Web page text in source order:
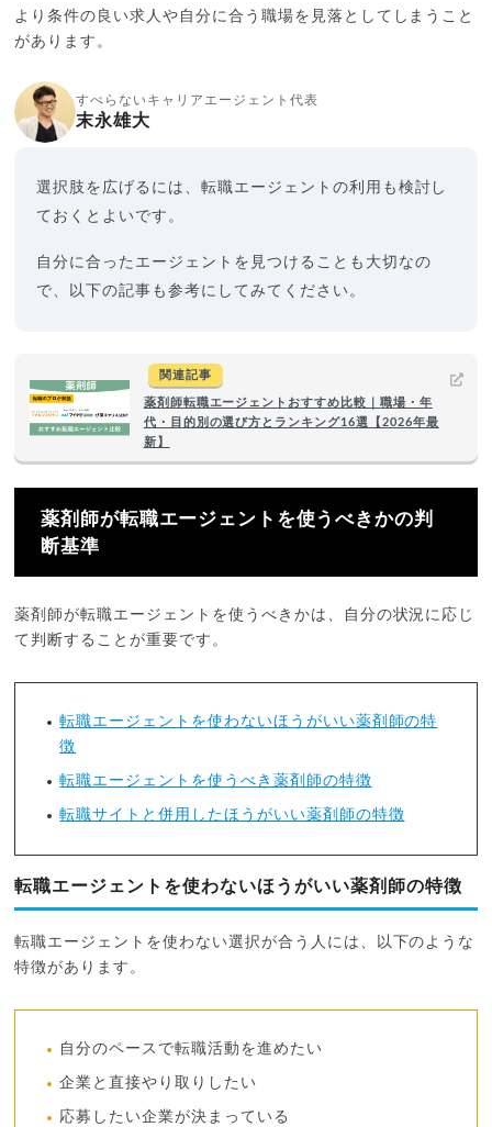
より条件の良い求人や自分に合う職場を見落としてしまうこと
があります。
すべらないキャリアエージェント代表
末永雄大
選択肢を広げるには、転職エージェントの利用も検討し
ておくとよいです。
自分に合ったエージェントを見つけることも大切なの
で、以下の記事も参考にしてみてください。
関連記事
薬剤師転職エージェントおすすめ比較｜職場・年
代・目的別の選び方とランキング16選【2026年最
新】
薬剤師が転職エージェントを使うべきかの判
断基準
薬剤師が転職エージェントを使うべきかは、自分の状況に応じ
て判断することが重要です。
転職エージェントを使わないほうがいい薬剤師の特
徴
転職エージェントを使うべき薬剤師の特徴
転職サイトと併用したほうがいい薬剤師の特徴
転職エージェントを使わないほうがいい薬剤師の特徴
転職エージェントを使わない選択が合う人には、以下のような
特徴があります。
自分のペースで転職活動を進めたい
企業と直接やり取りしたい
応募したい企業が決まっている